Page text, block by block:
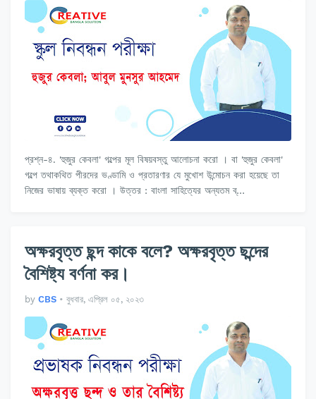
প্রশ্ন-৪. 'হুজুর কেবলা' গল্পের মূল বিষয়বস্তু আলোচনা করো । বা 'হুজুর কেবলা'
গল্পে তথাকথিত পীরদের ভণ্ডামি ও প্রতারণার যে মুখোশ উন্মোচন করা হয়েছে তা
নিজের ভাষায় ব্যক্ত করো । উত্তর : বাংলা সাহিত্যের অন্যতম ব্…
অক্ষরবৃত্ত ছন্দ কাকে বলে? অক্ষরবৃত্ত ছন্দের
বৈশিষ্ট্য বর্ণনা কর।
by CBS • বুধবার, এপ্রিল ০৫, ২০২৩